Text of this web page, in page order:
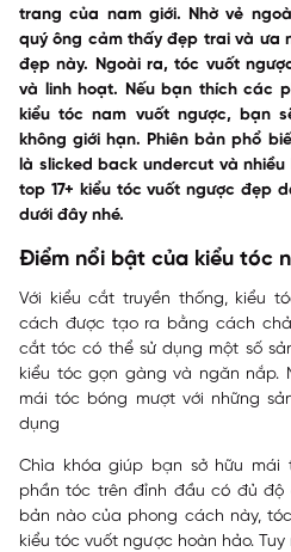
trang của nam giới. Nhờ vẻ
quý ông cảm thấy đẹp trai và ưa
đẹp này. Ngoài ra, tóc vuốt
và linh hoạt. Nếu bạn thích các
kiểu tóc nam vuốt ngược, bạn
không giới hạn. Phiên bản phổ
là slicked back undercut và
top 17+ kiểu tóc vuốt ngược đẹp
dưới đây nhé.
Điểm nổi bật của kiểu tóc
Với kiểu cắt truyền thống, kiểu
cách được tạo ra bằng cách
cắt tóc có thể sử dụng một số
kiểu tóc gọn gàng và ngăn nắp.
mái tóc bóng mượt với những
dụng
Chìa khóa giúp bạn sở hữu
phần tóc trên đỉnh đầu có đủ độ
bản nào của phong cách này,
kiểu tóc vuốt ngược hoàn hảo.